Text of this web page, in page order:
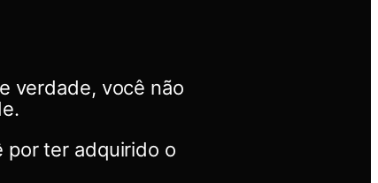
verdade, você não
por ter adquirido o